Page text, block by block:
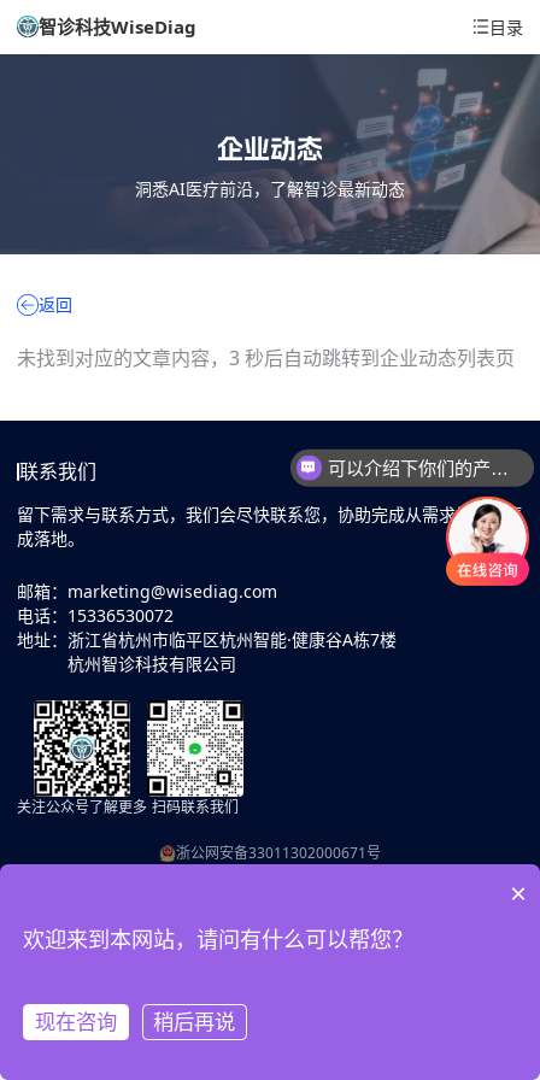
智诊科技WiseDiag 目录
企业动态
洞悉AI医疗前沿，了解智诊最新动态
返回
未找到对应的文章内容，3 秒后自动跳转到企业动态列表页
联系我们
留下需求与联系方式，我们会尽快联系您，协助完成从需求梳理到集
成落地。
邮箱： marketing@wisediag.com
电话： 15336530072
地址： 浙江省杭州市临平区杭州智能·健康谷A栋7楼
杭州智诊科技有限公司
关注公众号了解更多 扫码联系我们
浙公网安备33011302000671号
×
欢迎来到本网站，请问有什么可以帮您？
现在咨询 稍后再说